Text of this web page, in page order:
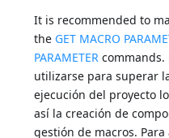
It is recommended to
the GET MACRO
PARAMETER commands.
utilizarse para superar
ejecución del proyecto
así la creación de
gestión de macros.